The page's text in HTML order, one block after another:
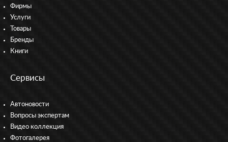
Фирмы
Услуги
Товары
Бренды
Книги
Сервисы
Автоновости
Вопросы экспертам
Видео коллекция
Фотогалерея